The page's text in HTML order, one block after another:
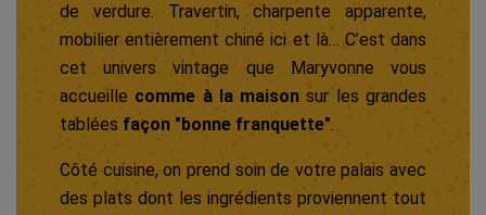
de verdure. Travertin, charpente apparente,
mobilier entièrement chiné ici et là… C’est dans
cet univers vintage que Maryvonne vous
accueille comme à la maison sur les grandes
tablées façon "bonne franquette".
Côté cuisine, on prend soin de votre palais avec
des plats dont les ingrédients proviennent tout